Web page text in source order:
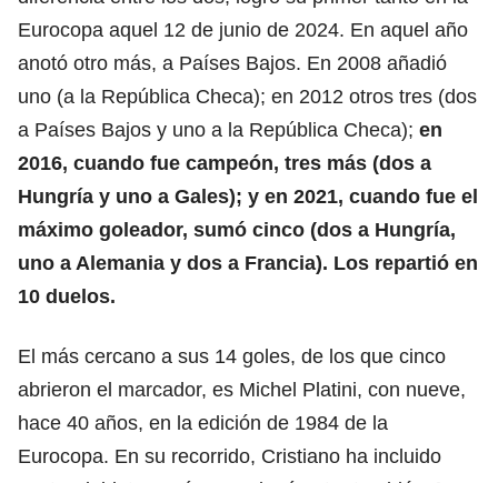
Eurocopa aquel 12 de junio de 2024. En aquel año
anotó otro más, a Países Bajos. En 2008 añadió
uno (a la República Checa); en 2012 otros tres (dos
a Países Bajos y uno a la República Checa); en
2016, cuando fue campeón, tres más (dos a
Hungría y uno a Gales); y en 2021, cuando fue el
máximo goleador, sumó cinco (dos a Hungría,
uno a Alemania y dos a Francia). Los repartió en
10 duelos.
El más cercano a sus 14 goles, de los que cinco
abrieron el marcador, es Michel Platini, con nueve,
hace 40 años, en la edición de 1984 de la
Eurocopa. En su recorrido, Cristiano ha incluido